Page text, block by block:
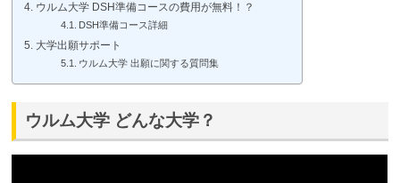
ウルム大学 DSH準備コースの費用が無料！？
DSH準備コース詳細
大学出願サポート
ウルム大学 出願に関する質問集
ウルム大学 どんな大学？